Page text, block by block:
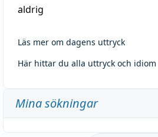
aldrig
Läs mer om dagens uttryck
Här hittar du alla uttryck och idiom
Mina sökningar